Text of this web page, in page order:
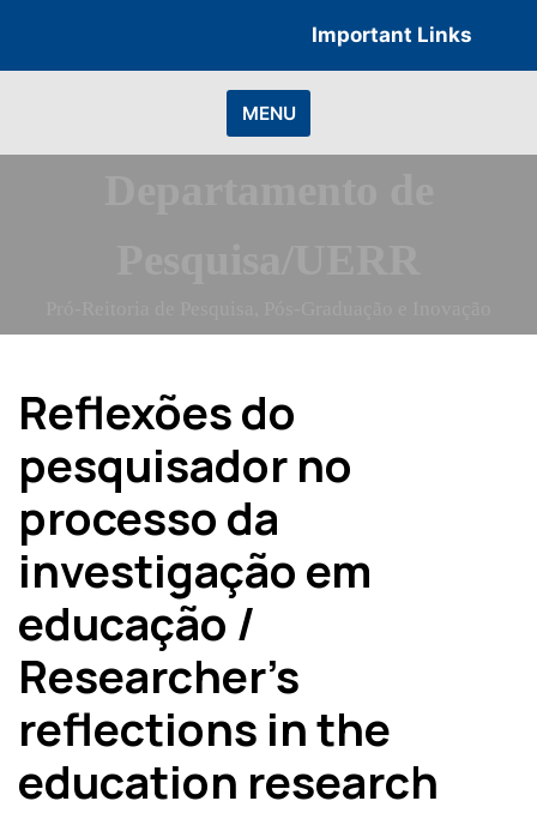
content
Important Links
MENU
Reflexões do
pesquisador no
processo da
investigação em
educação /
Researcher’s
reflections in the
education research